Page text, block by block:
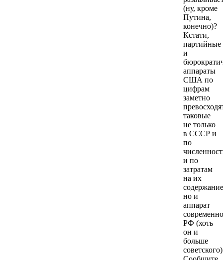
(ну, кроме
Путина,
конечно)?
Кстати,
партийные
и
аппараты
США по
цифрам
заметно
таковые
не только
в СССР и
по
и по
затратам
на их
но и
аппарат
РФ (хоть
он и
больше